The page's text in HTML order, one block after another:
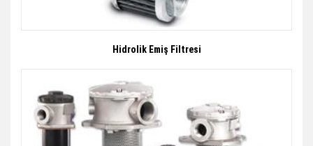
Hidrolik Emiş Filtresi